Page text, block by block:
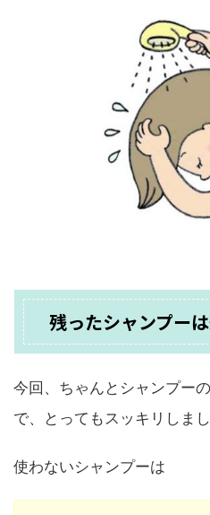
残ったシャンプー
今回、ちゃんとシャンプー
で、とってもスッキリしまし
使わないシャンプーは